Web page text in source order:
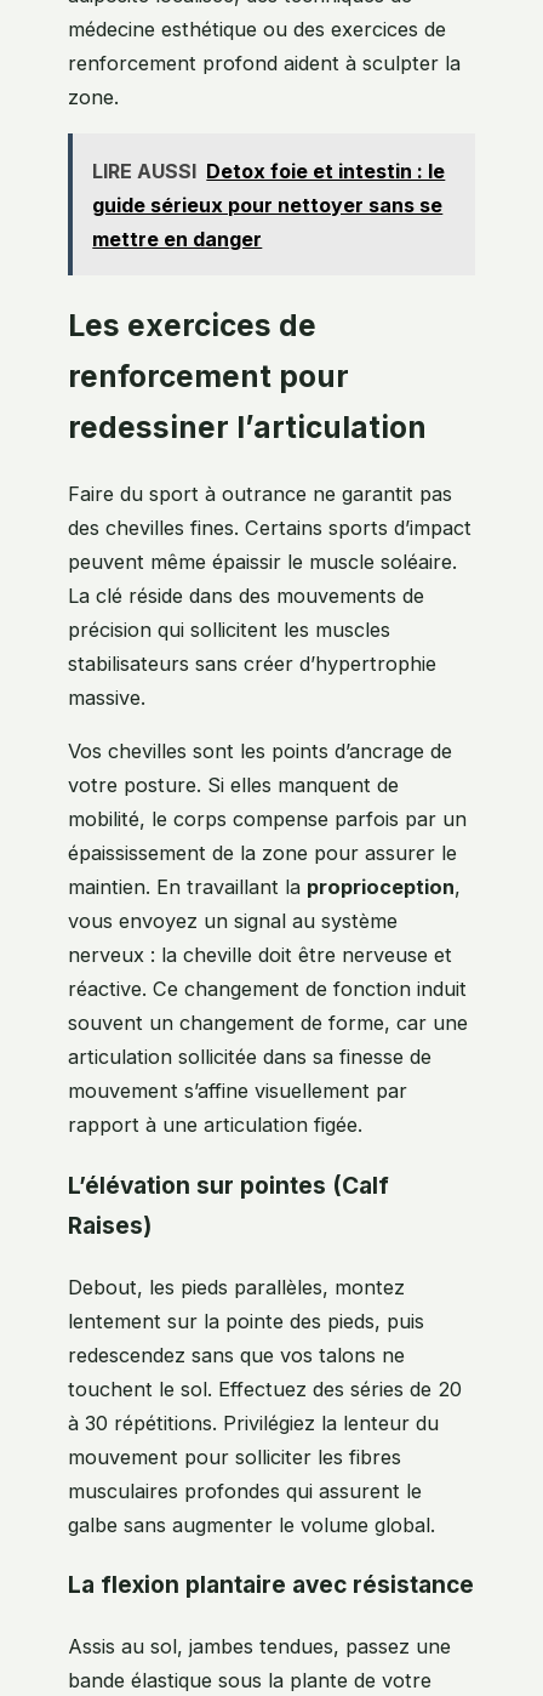
médecine esthétique ou des exercices de
renforcement profond aident à sculpter la
zone.
LIRE AUSSI Detox foie et intestin : le
guide sérieux pour nettoyer sans se
mettre en danger
Les exercices de
renforcement pour
redessiner l’articulation
Faire du sport à outrance ne garantit pas
des chevilles fines. Certains sports d’impact
peuvent même épaissir le muscle soléaire.
La clé réside dans des mouvements de
précision qui sollicitent les muscles
stabilisateurs sans créer d’hypertrophie
massive.
Vos chevilles sont les points d’ancrage de
votre posture. Si elles manquent de
mobilité, le corps compense parfois par un
épaississement de la zone pour assurer le
maintien. En travaillant la proprioception,
vous envoyez un signal au système
nerveux : la cheville doit être nerveuse et
réactive. Ce changement de fonction induit
souvent un changement de forme, car une
articulation sollicitée dans sa finesse de
mouvement s’affine visuellement par
rapport à une articulation figée.
L’élévation sur pointes (Calf
Raises)
Debout, les pieds parallèles, montez
lentement sur la pointe des pieds, puis
redescendez sans que vos talons ne
touchent le sol. Effectuez des séries de 20
à 30 répétitions. Privilégiez la lenteur du
mouvement pour solliciter les fibres
musculaires profondes qui assurent le
galbe sans augmenter le volume global.
La flexion plantaire avec résistance
Assis au sol, jambes tendues, passez une
bande élastique sous la plante de votre